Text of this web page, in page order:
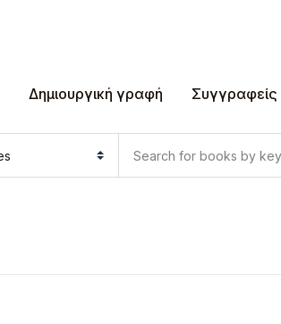
Δημιουργική γραφή Συγγραφείς